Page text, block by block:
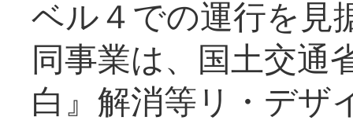
ベル４での運行を見
同事業は、国土交通
白』解消等リ・デザ